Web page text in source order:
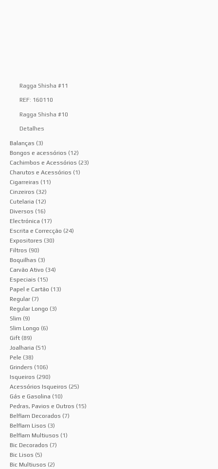
Ragga Shisha #11
REF: 160110
Ragga Shisha #10
Detalhes
Balanças (3)
Bongos e acessórios (12)
Cachimbos e Acessórios (23)
Charutos e Acessórios (1)
Cigarreiras (11)
Cinzeiros (32)
Cutelaria (12)
Diversos (16)
Electrónica (17)
Escrita e Correcção (24)
Expositores (30)
Filtros (90)
Boquilhas (3)
Carvão Ativo (34)
Especiais (15)
Papel e Cartão (13)
Regular (7)
Regular Longo (3)
Slim (9)
Slim Longo (6)
Gift (89)
Joalharia (51)
Pele (38)
Grinders (106)
Isqueiros (290)
Acessórios Isqueiros (25)
Gás e Gasolina (10)
Pedras, Pavios e Outros (15)
Belflam Decorados (7)
Belflam Lisos (3)
Belflam Multiusos (1)
Bic Decorados (7)
Bic Lisos (5)
Bic Multiusos (2)